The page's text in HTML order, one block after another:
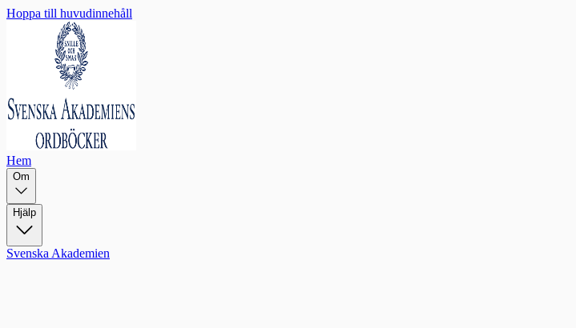
Hoppa till huvudinnehåll
Hem
Om
Hjälp
Svenska Akademien